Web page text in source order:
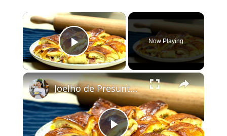
×
Play Video
Now Playing
×
Joelho de Presunto e Queijo: Receita de Enroladinho Fofinho